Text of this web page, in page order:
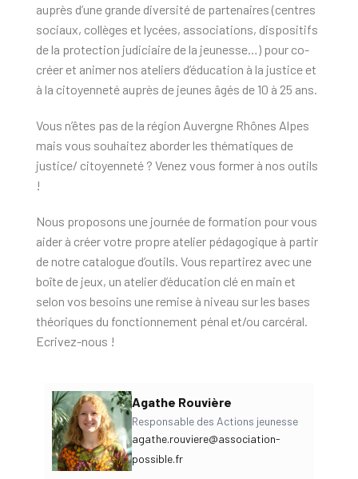
auprès d’une grande diversité de partenaires (centres
sociaux, collèges et lycées, associations, dispositifs
de la protection judiciaire de la jeunesse…) pour co-
créer et animer nos ateliers d’éducation à la justice et
à la citoyenneté auprès de jeunes âgés de 10 à 25 ans.
Vous n’êtes pas de la région Auvergne Rhônes Alpes
mais vous souhaitez aborder les thématiques de
justice/ citoyenneté ? Venez vous former à nos outils
!
Nous proposons une journée de formation pour vous
aider à créer votre propre atelier pédagogique à partir
de notre catalogue d’outils. Vous repartirez avec une
boîte de jeux, un atelier d’éducation clé en main et
selon vos besoins une remise à niveau sur les bases
théoriques du fonctionnement pénal et/ou carcéral.
Ecrivez-nous !
Agathe Rouvière
Responsable des Actions jeunesse
agathe.rouviere@association-
possible.fr